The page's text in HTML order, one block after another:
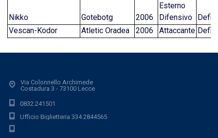
Nikko Gotebotg 2006
Esterno
Difensivo
Vescan-Kodor
Atletic Oradea 2006 Attaccante
Via Colonnello Archimede
Costadura 3 - 73100 Lecce
0832.241501
Ufficio Biglietteria 334.2844565